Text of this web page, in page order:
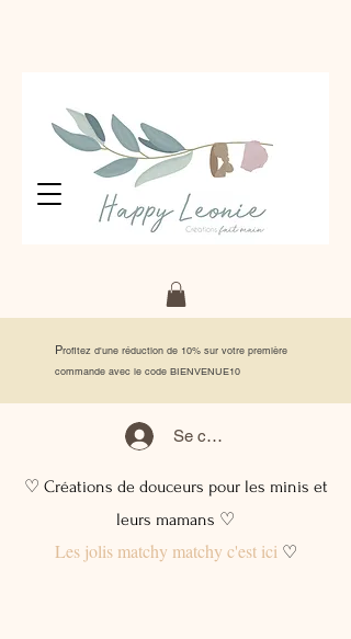
Profitez d'une réduction de 10% sur votre première
commande avec le code BIENVENUE10
Se connecter
♡ Créations de douceurs pour les minis et
leurs mamans ♡
Les jolis matchy matchy c'est ici♡